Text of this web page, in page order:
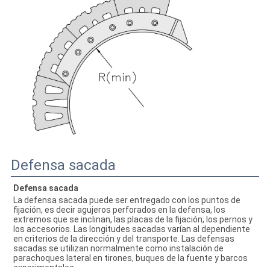
Defensa sacada
Defensa sacada
La defensa sacada puede ser entregado con los puntos de
fijación, es decir agujeros perforados en la defensa, los
extremos que se inclinan, las placas de la fijación, los pernos y
los accesorios. Las longitudes sacadas varían al dependiente
en criterios de la dirección y del transporte. Las defensas
sacadas se utilizan normalmente como instalación de
parachoques lateral en tirones, buques de la fuente y barcos